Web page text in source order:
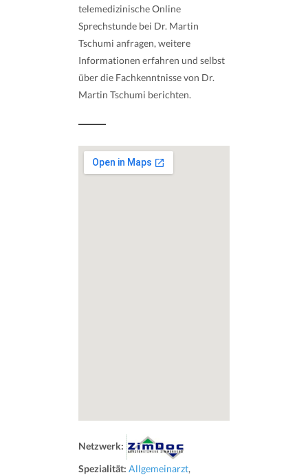
telemedizinische Online
Sprechstunde bei Dr. Martin
Tschumi anfragen, weitere
Informationen erfahren und selbst
über die Fachkenntnisse von Dr.
Martin Tschumi berichten.
Netzwerk:
Spezialität: Allgemeinarzt,